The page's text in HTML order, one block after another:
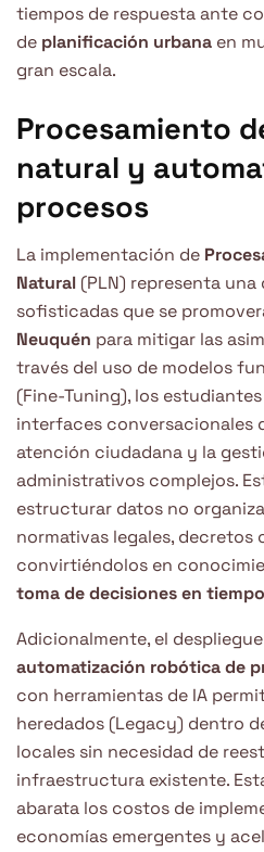
tiempos de respuesta ante
de planificación urbana en
gran escala.
Procesamiento
natural y
procesos
La implementación de
Natural (PLN) representa
sofisticadas que se
Neuquén para mitigar las
través del uso de modelos
(Fine-Tuning), los
interfaces conversacionales
atención ciudadana y la
administrativos complejos.
estructurar datos no
normativas legales, decretos
convirtiéndolos en
toma de decisiones en
Adicionalmente, el
automatización robótica de
con herramientas de IA
heredados (Legacy) dentro
locales sin necesidad de
infraestructura existente.
abarata los costos de
economías emergentes y